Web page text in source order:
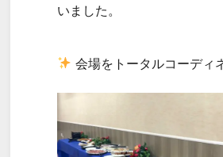
いました。
会場をトータルコーディ